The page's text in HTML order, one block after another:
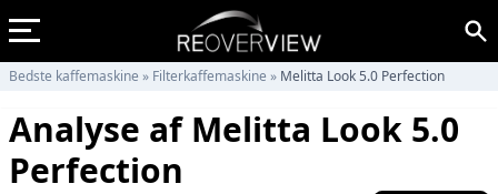
Bedste kaffemaskine » Filterkaffemaskine » Melitta Look 5.0 Perfection
Analyse af Melitta Look 5.0
Perfection